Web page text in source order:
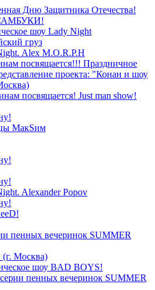
Дню Защитника Отечества!
шоу Lady Night
груз
Alex M.O.R.P.H
посвящается!!! Праздничное
проекта: "Конан и шоу
посвящается! Just man show!
МакSим
Alexander Popov
пенных вечеринок SUMMER
Москва)
шоу BAD BOYS!
пенных вечеринок SUMMER